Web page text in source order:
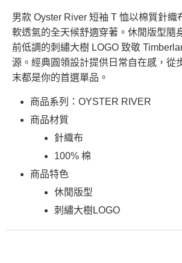
男款 Oyster River 短袖 T 恤以棉質針織
軟透氣的全天候舒適穿著。休閒版型隨
前低調的刺繡大樹 LOGO 致敬
源。經典圓領設計提供日常自在感，從
末都是你的首選單品。
商品系列：OYSTER RIVER
商品材質
針織布
100% 棉
商品特色
休閒版型
刺繡大樹LOGO